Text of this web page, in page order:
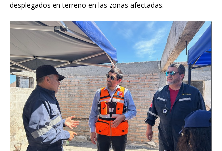
desplegados en terreno en las zonas afectadas.